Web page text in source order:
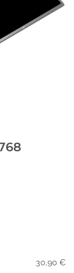
30,90 €